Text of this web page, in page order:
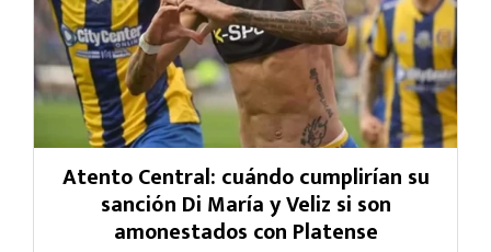
Atento Central: cuándo cumplirían su
sanción Di María y Veliz si son
amonestados con Platense